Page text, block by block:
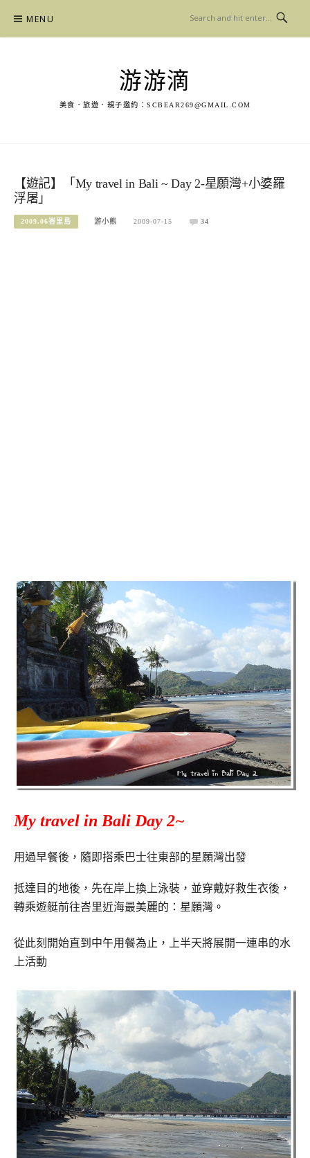
content
MENU
游游滴
美食．旅遊．親子邀約： SCBEAR269@GMAIL.COM
【遊記】「My travel in Bali ~ Day 2-星願灣+小婆羅
浮屠」
2009.06峇里島 游小熊 2009-07-15 34
My travel in Bali Day 2~
用過早餐後，隨即搭乘巴士往東部的星願灣出發
抵達目的地後，先在岸上換上泳裝，並穿戴好救生衣後，
轉乘遊艇前往峇里近海最美麗的：星願灣 。
從此刻開始直到中午用餐為止，上半天將展開一連串的水
上活動